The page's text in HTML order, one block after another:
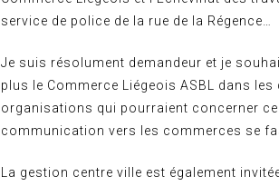
service de police de la rue de la Régence…
Je suis résolument demandeur et je
plus le Commerce Liégeois ASBL dans
organisations qui pourraient concerner
communication vers les commerces se
La gestion centre ville est également